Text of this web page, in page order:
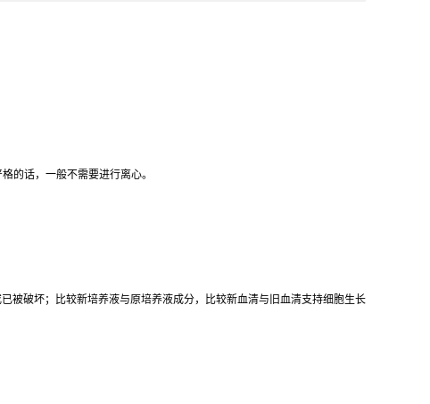
的话，一般不需要进行离心。
被破坏；比较新培养液与原培养液成分，比较新血清与旧血清支持细胞生长